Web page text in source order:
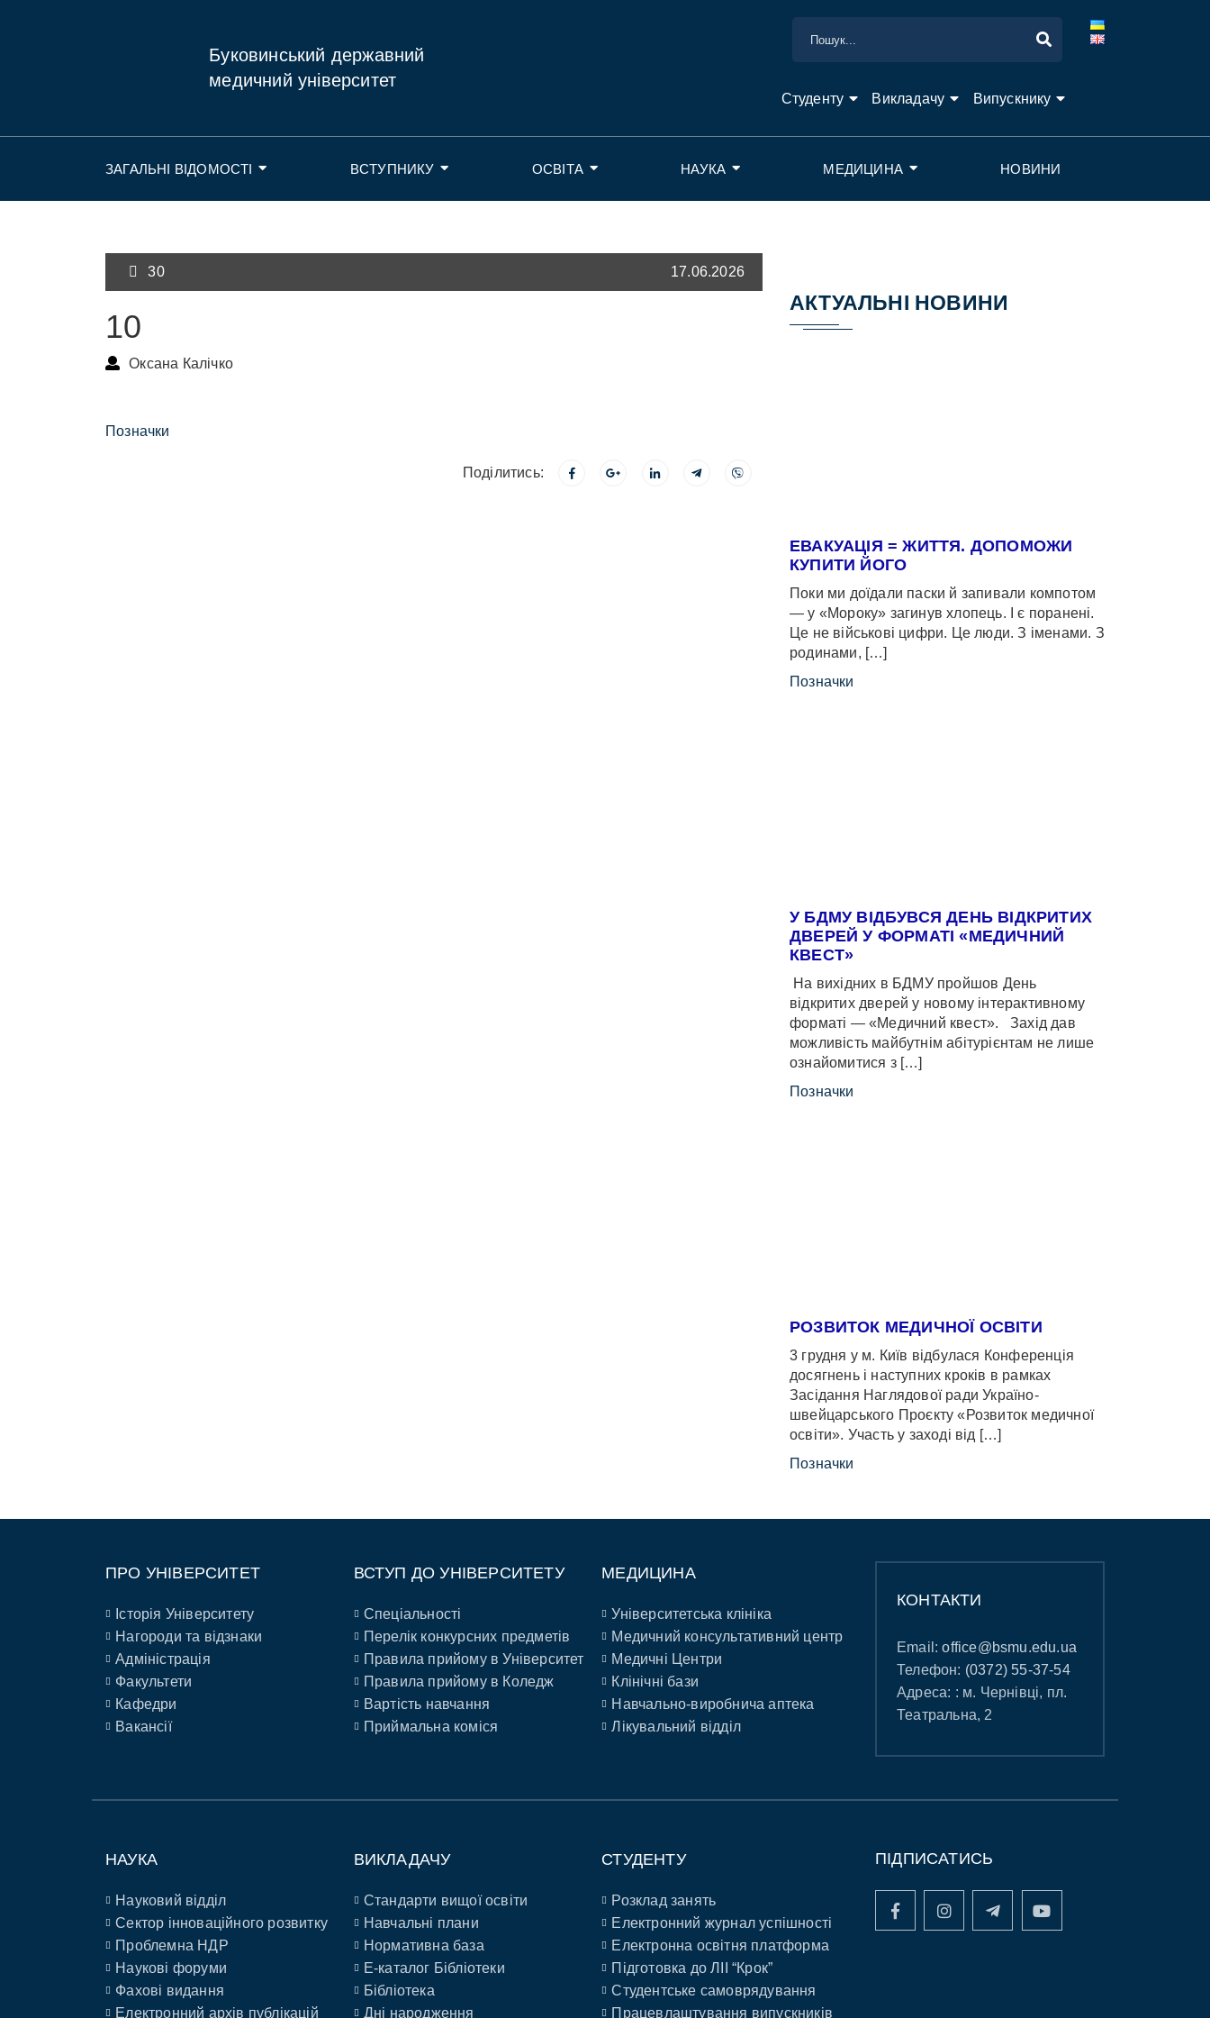
Буковинський державний
медичний університет
Студенту Викладачу Випускнику
ЗАГАЛЬНІ ВІДОМОСТІ ВСТУПНИКУ ОСВІТА НАУКА МЕДИЦИНА НОВИНИ
30 17.06.2026
10
Оксана Калічко
Позначки
Поділитись:
АКТУАЛЬНІ НОВИНИ
ЕВАКУАЦІЯ = ЖИТТЯ. ДОПОМОЖИ
КУПИТИ ЙОГО
Поки ми доїдали паски й запивали компотом
— у «Мороку» загинув хлопець. І є поранені.
Це не військові цифри. Це люди. З іменами. З
родинами, […]
Позначки
У БДМУ ВІДБУВСЯ ДЕНЬ ВІДКРИТИХ
ДВЕРЕЙ У ФОРМАТІ «МЕДИЧНИЙ
КВЕСТ»
На вихідних в БДМУ пройшов День
відкритих дверей у новому інтерактивному
форматі — «Медичний квест». Захід дав
можливість майбутнім абітурієнтам не лише
ознайомитися з […]
Позначки
РОЗВИТОК МЕДИЧНОЇ ОСВІТИ
3 грудня у м. Київ відбулася Конференція
досягнень і наступних кроків в рамках
Засідання Наглядової ради Україно-
швейцарського Проєкту «Розвиток медичної
освіти». Участь у заході від […]
Позначки
ПРО УНІВЕРСИТЕТ
Історія Університету
Нагороди та відзнаки
Адміністрація
Факультети
Кафедри
Вакансії
ВСТУП ДО УНІВЕРСИТЕТУ
Спеціальності
Перелік конкурсних предметів
Правила прийому в Університет
Правила прийому в Коледж
Вартість навчання
Приймальна коміся
МЕДИЦИНА
Університетська клініка
Медичний консультативний центр
Медичні Центри
Клінічні бази
Навчально-виробнича аптека
Лікувальний відділ
КОНТАКТИ
Email:office@bsmu.edu.ua
Телефон: (0372) 55-37-54
Адреса: : м. Чернівці, пл.
Театральна, 2
НАУКА
Науковий відділ
Сектор інноваційного розвитку
Проблемна НДР
Наукові форуми
Фахові видання
Електронний архів публікацій
ВИКЛАДАЧУ
Стандарти вищої освіти
Навчальні плани
Нормативна база
E-каталог Бібліотеки
Бібліотека
Дні народження
СТУДЕНТУ
Розклад занять
Електронний журнал успішності
Електронна освітня платформа
Підготовка до ЛІІ “Крок”
Студентське самоврядування
Працевлаштування випускників
ПІДПИСАТИСЬ